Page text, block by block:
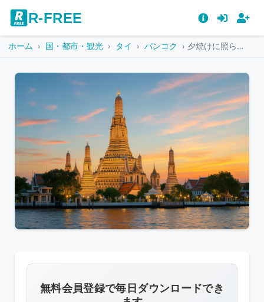
R-FREE
ホーム 国・都市・観光 タイ バンコク 夕焼けに照らされるライトアップされたワット・アルン
像
無料会員登録で毎日ダウンロードでき